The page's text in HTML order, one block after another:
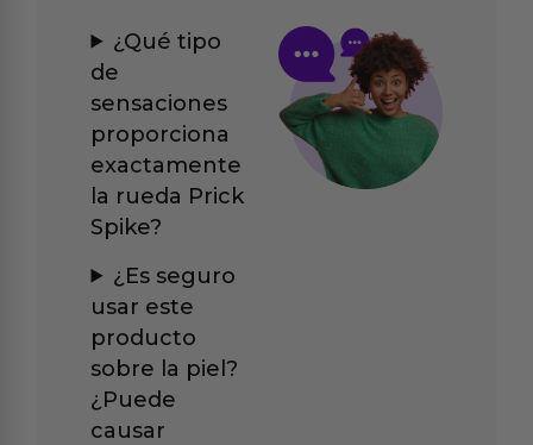
¿Qué tipo
de
sensaciones
proporciona
exactamente
la rueda Prick
Spike?
¿Es seguro
usar este
producto
sobre la piel?
¿Puede
causar